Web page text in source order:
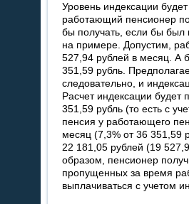
Уровень индексации
работающий пенсионер
бы получать, если бы
на примере. Допустим,
527,94 рублей в месяц. А
351,59 рубль.
следовательно, и
Расчет индексации будет
351,59 рубль (то есть с
пенсия у работающего
месяц (7,3% от 36 351,59
22 181,05 рублей (19
образом, пенсионер
пропущенных за время
выплачиваться с учетом